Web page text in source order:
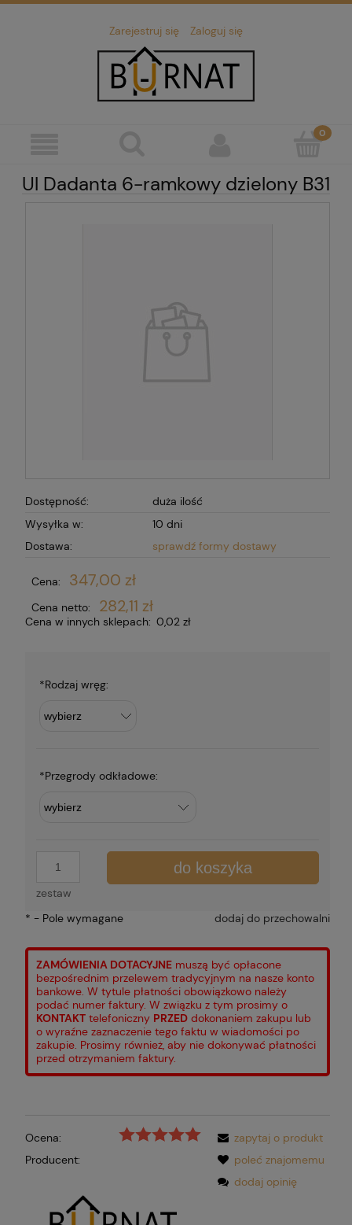
Zarejestruj się Zaloguj się
Ul Dadanta 6-ramkowy dzielony B31
Dostępność:
duża ilość
Wysyłka w:
10 dni
Dostawa:
sprawdź formy dostawy
Cena: 347,00 zł
Cena netto: 282,11 zł
Cena w innych sklepach: 0,02 zł
*Rodzaj wręg:
*Przegrody odkładowe:
zestaw
do koszyka
dodaj do przechowalni
* - Pole wymagane
ZAMÓWIENIA DOTACYJNEmuszą być opłacone
bezpośrednim przelewem tradycyjnym na nasze konto
bankowe. W tytule płatności obowiązkowo należy
podać numer faktury. W związku z tym prosimy o
KONTAKTtelefoniczny PRZEDdokonaniem zakupu lub
o wyraźne zaznaczenie tego faktu w wiadomości po
zakupie. Prosimy również, aby nie dokonywać płatności
przed otrzymaniem faktury.
Ocena:
Producent:
zapytaj o produkt
poleć znajomemu
dodaj opinię